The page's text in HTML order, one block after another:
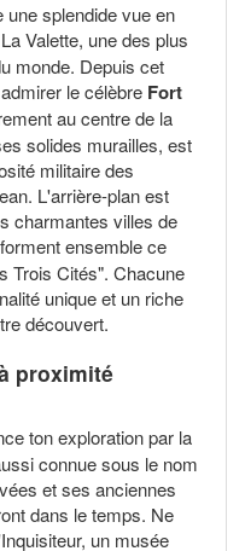
splendide vue en
Valette, une des plus
monde. Depuis cet
le célèbre Fort
au centre de la
solides murailles, est
militaire des
L'arrière-plan est
charmantes villes de
ensemble ce
Trois Cités". Chacune
unique et un riche
découvert.
proximité
ton exploration par la
connue sous le nom
et ses anciennes
dans le temps. Ne
un musée